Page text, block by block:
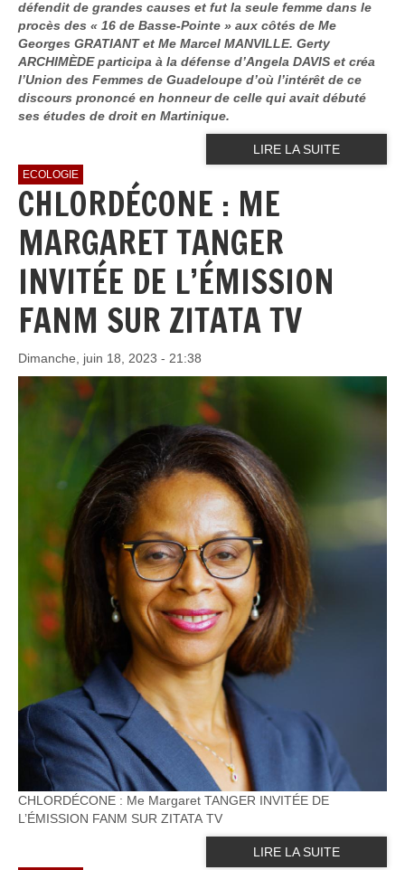
défendit de grandes causes et fut la seule femme dans le
procès des « 16 de Basse-Pointe » aux côtés de Me
Georges GRATIANT et Me Marcel MANVILLE. Gerty
ARCHIMÈDE participa à la défense d’Angela DAVIS et créa
l’Union des Femmes de Guadeloupe d’où l’intérêt de ce
discours prononcé en honneur de celle qui avait débuté
ses études de droit en Martinique.
LIRE LA SUITE
ECOLOGIE
CHLORDÉCONE : ME
MARGARET TANGER
INVITÉE DE L’ÉMISSION
FANM SUR ZITATA TV
Dimanche, juin 18, 2023 - 21:38
CHLORDÉCONE : Me Margaret TANGER INVITÉE DE
L’ÉMISSION FANM SUR ZITATA TV
LIRE LA SUITE